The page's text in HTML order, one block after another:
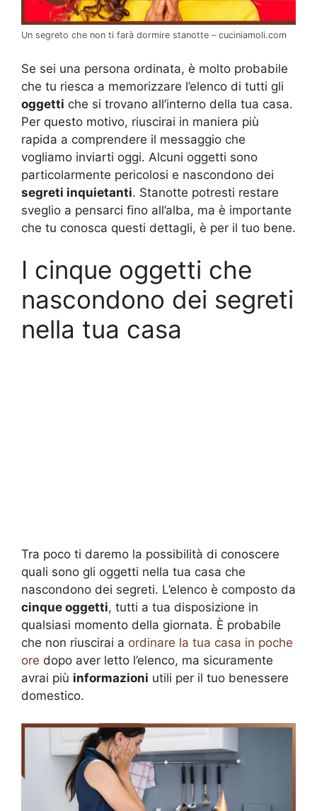
Un segreto che non ti farà dormire stanotte – cuciniamoli.com
Se sei una persona ordinata, è molto probabile
che tu riesca a memorizzare l’elenco di tutti gli
oggetti che si trovano all’interno della tua casa.
Per questo motivo, riuscirai in maniera più
rapida a comprendere il messaggio che
vogliamo inviarti oggi. Alcuni oggetti sono
particolarmente pericolosi e nascondono dei
segreti inquietanti. Stanotte potresti restare
sveglio a pensarci fino all’alba, ma è importante
che tu conosca questi dettagli, è per il tuo bene.
I cinque oggetti che
nascondono dei segreti
nella tua casa
Tra poco ti daremo la possibilità di conoscere
quali sono gli oggetti nella tua casa che
nascondono dei segreti. L’elenco è composto da
cinque oggetti, tutti a tua disposizione in
qualsiasi momento della giornata. È probabile
che non riuscirai a ordinare la tua casa in poche
ore dopo aver letto l’elenco, ma sicuramente
avrai più informazioni utili per il tuo benessere
domestico.